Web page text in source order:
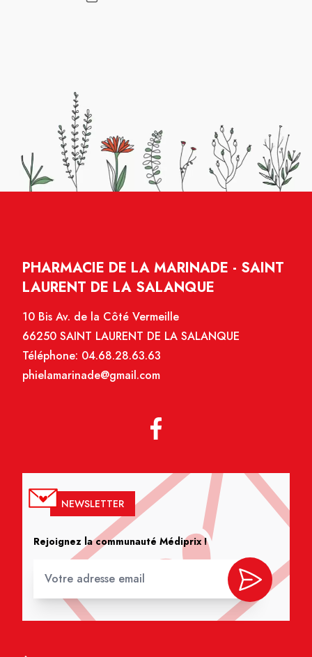
PHARMACIE DE LA MARINADE - SAINT
LAURENT DE LA SALANQUE
10 Bis Av. de la Côté Vermeille
66250 SAINT LAURENT DE LA SALANQUE
Téléphone: 04.68.28.63.63
phielamarinade@gmail.com
NEWSLETTER
Rejoignez la communauté Médiprix !